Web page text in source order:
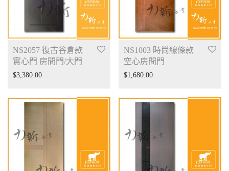
NS2057 復古谷倉款
實心門 房間門/大門
$3,380.00
NS1003 時尚線條款
空心房間門
$1,680.00